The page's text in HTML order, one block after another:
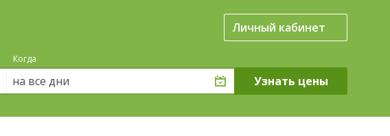
Личный кабинет
Когда
на все дни